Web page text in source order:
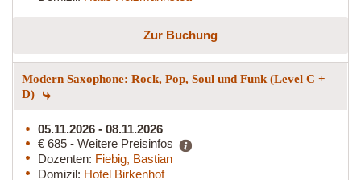
Zur Buchung
Modern Saxophone: Rock, Pop, Soul und Funk (Level C +
D)
05.11.2026 - 08.11.2026
€ 685 - Weitere Preisinfos
Dozenten: Fiebig, Bastian
Domizil: Hotel Birkenhof